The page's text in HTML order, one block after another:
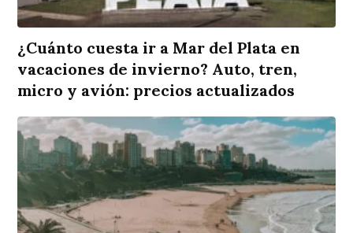
¿Cuánto cuesta ir a Mar del Plata en
vacaciones de invierno? Auto, tren,
micro y avión: precios actualizados